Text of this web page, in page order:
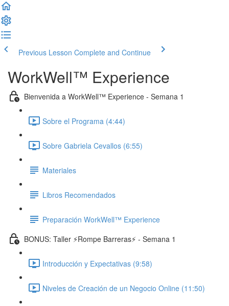
Previous Lesson Complete and Continue
WorkWell™ Experience
Bienvenida a WorkWell™ Experience - Semana 1
Sobre el Programa (4:44)
Sobre Gabriela Cevallos (6:55)
Materiales
Libros Recomendados
Preparación WorkWell™ Experience
BONUS: Taller ⚡️Rompe Barreras⚡️ - Semana 1
Introducción y Expectativas (9:58)
Niveles de Creación de un Negocio Online (11:50)